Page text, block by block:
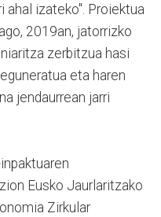
ahal izateko". Proiektua
2019an, jatorrizko
zerbitzua hasi
eta haren
jendaurrean jarri
Eusko Jaurlaritzako
Zirkular